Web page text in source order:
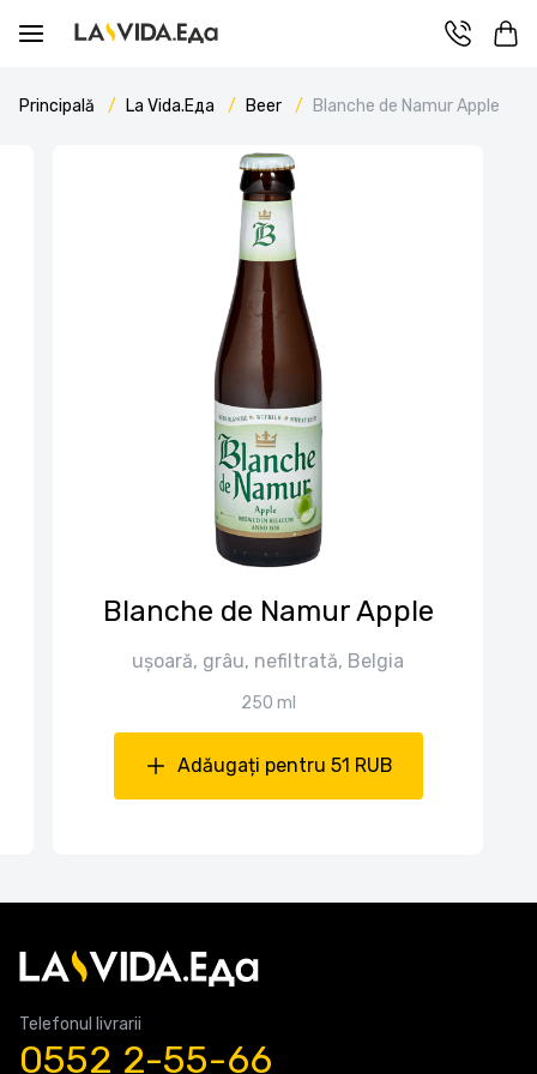
Principală La Vida.Еда Beer Blanche de Namur Apple
Blanche de Namur Apple
ușoară, grâu, nefiltrată, Belgia
250 ml
Adăugați pentru 51 RUB
Telefonul livrarii
0552 2-55-66